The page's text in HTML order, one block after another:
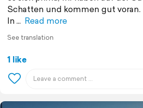
Schatten und kommen gut voran.
In
Read more
See translation
1 like